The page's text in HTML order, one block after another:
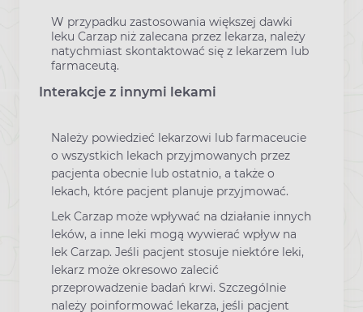
W przypadku zastosowania większej dawki
leku Carzap niż zalecana przez lekarza, należy
natychmiast skontaktować się z lekarzem lub
farmaceutą.
Interakcje z innymi lekami
Należy powiedzieć lekarzowi lub farmaceucie
o wszystkich lekach przyjmowanych przez
pacjenta obecnie lub ostatnio, a także o
lekach, które pacjent planuje przyjmować.
Lek Carzap może wpływać na działanie innych
leków, a inne leki mogą wywierać wpływ na
lek Carzap. Jeśli pacjent stosuje niektóre leki,
lekarz może okresowo zalecić
przeprowadzenie badań krwi. Szczególnie
należy poinformować lekarza, jeśli pacjent